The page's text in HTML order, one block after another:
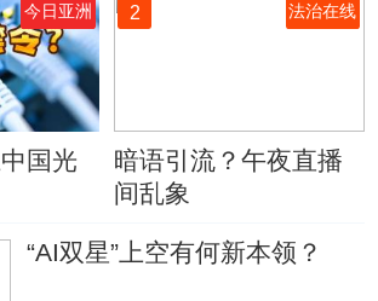
今日亚洲
国光
2 法治在线
暗语引流？午夜直播
间乱象
“AI双星”上空有何新本领？